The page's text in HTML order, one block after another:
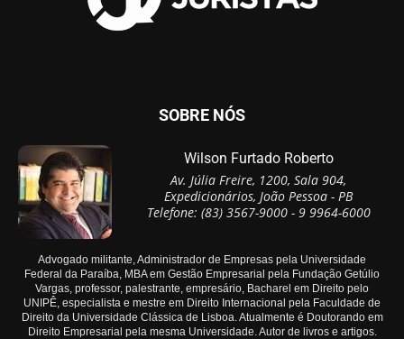
SOBRE NÓS
Wilson Furtado Roberto
Av. Júlia Freire, 1200, Sala 904,
Expedicionários, João Pessoa - PB
Telefone: (83) 3567-9000 - 9 9964-6000
Advogado militante, Administrador de Empresas pela Universidade
Federal da Paraíba, MBA em Gestão Empresarial pela Fundação Getúlio
Vargas, professor, palestrante, empresário, Bacharel em Direito pelo
UNIPÊ, especialista e mestre em Direito Internacional pela Faculdade de
Direito da Universidade Clássica de Lisboa. Atualmente é Doutorando em
Direito Empresarial pela mesma Universidade. Autor de livros e artigos.